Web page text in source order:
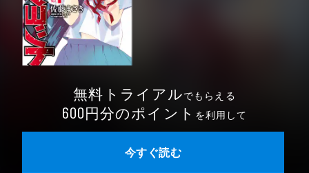
無料トライアルでもらえる
600円分のポイント を利用して
今すぐ読む